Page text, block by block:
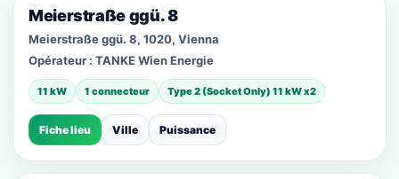
Meierstraße ggü. 8
Meierstraße ggü. 8, 1020, Vienna
Opérateur : TANKE Wien Energie
11 kW 1 connecteur Type 2 (Socket Only) 11 kW x2
Fiche lieu Ville Puissance